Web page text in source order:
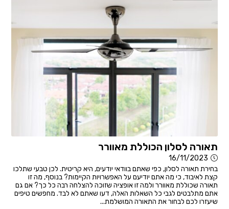
תאורה לסלון הכוללת מאוורר
16/11/2023
בחירת תאורה לסלון, כפי שאתם בוודאי יודעים, היא קריטית. לכן טבעי שתלכו
קצת לאיבוד, כי מה אתם יודיעם על האפשרויות הקיימות? בנוסף, מה זו
תאורה שכוללת מאוורר ולמה זו אופציה שזוכה להצלחה רבה כל כך? אם גם
אתם מתלבטים לגבי כל השאלות האלה, דעו שאתם לא לבד. מחפשים טיפים
שיעזרו לכם לבחור את התאורה המושלמת...